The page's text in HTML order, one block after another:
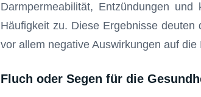
Darmpermeabilität, Entzündungen
Häufigkeit zu. Diese Ergebnisse
vor allem negative Auswirkungen auf
Fluch oder Segen für die